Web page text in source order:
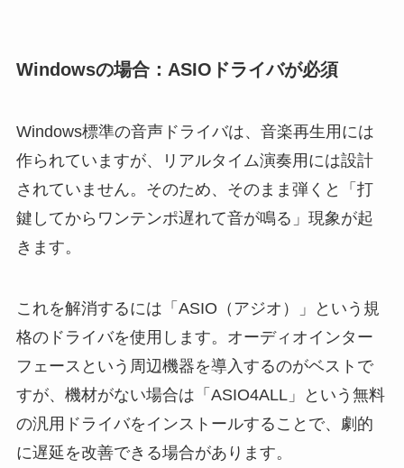
Windowsの場合：ASIOドライバが必須
Windows標準の音声ドライバは、音楽再生用には
作られていますが、リアルタイム演奏用には設計
されていません。そのため、そのまま弾くと「打
鍵してからワンテンポ遅れて音が鳴る」現象が起
きます。
これを解消するには「ASIO（アジオ）」という規
格のドライバを使用します。オーディオインター
フェースという周辺機器を導入するのがベストで
すが、機材がない場合は「ASIO4ALL」という無料
の汎用ドライバをインストールすることで、劇的
に遅延を改善できる場合があります。